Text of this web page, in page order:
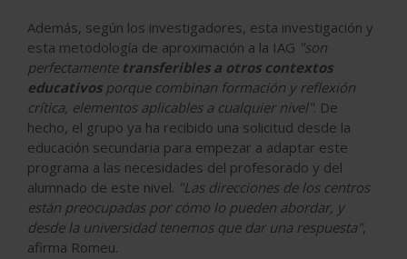
Además, según los investigadores, esta investigación y
esta metodología de aproximación a la IAG "son
perfectamente transferibles a otros contextos
educativosporque combinan formación y reflexión
crítica, elementos aplicables a cualquier nivel". De
hecho, el grupo ya ha recibido una solicitud desde la
educación secundaria para empezar a adaptar este
programa a las necesidades del profesorado y del
alumnado de este nivel. "Las direcciones de los centros
están preocupadas por cómo lo pueden abordar, y
desde la universidad tenemos que dar una respuesta",
afirma Romeu.